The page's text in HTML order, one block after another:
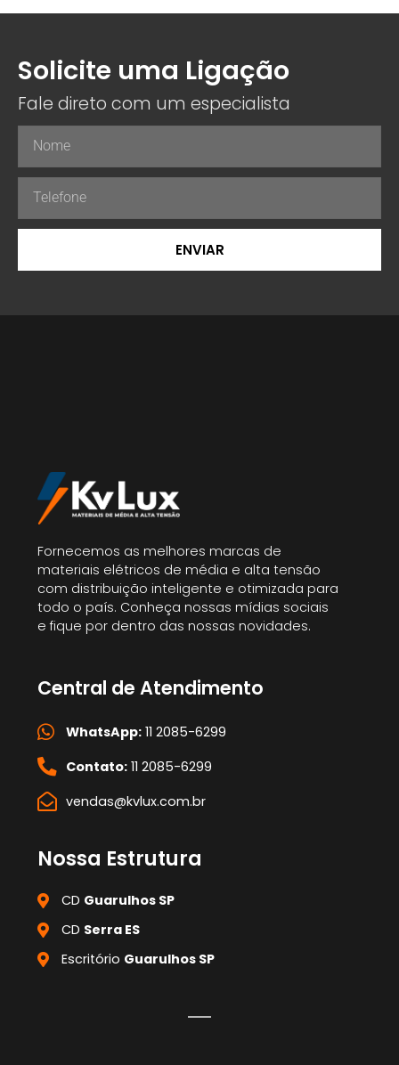
Solicite uma Ligação
Fale direto com um especialista
ENVIAR
Fornecemos as melhores marcas de
materiais elétricos de média e alta tensão
com distribuição inteligente e otimizada para
todo o país. Conheça nossas mídias sociais
e fique por dentro das nossas novidades.
Central de Atendimento
WhatsApp:11 2085-6299
Contato:11 2085-6299
vendas@kvlux.com.br
Nossa Estrutura
CD Guarulhos SP
CD Serra ES
Escritório Guarulhos SP